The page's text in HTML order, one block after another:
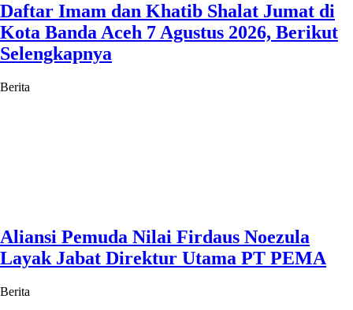
Daftar Imam dan Khatib Shalat Jumat di
Kota Banda Aceh 7 Agustus 2026, Berikut
Selengkapnya
Berita
Aliansi Pemuda Nilai Firdaus Noezula
Layak Jabat Direktur Utama PT PEMA
Berita